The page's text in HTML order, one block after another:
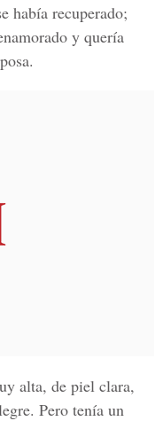
había recuperado;
y quería
alta, de piel clara,
Pero tenía un